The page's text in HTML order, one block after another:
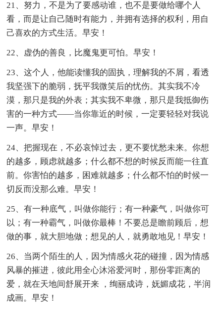
21、努力，不是为了要感动谁，也不是要做给哪个人
看，而是让自己随时有能力，并拥有选择的权利，用自
己喜欢的方式生活。早安！
22、虚伪的善良，比魔鬼更可怕。早安！
23、这个人，他能读懂我的固执，理解我的不屑，看透
我坚强下的脆弱，抚平我微笑后的忧伤。其实我不冷
漠，那只是我的外表；其实我不卑微，那只是我抵御伤
害的一种方式——当你靠近的时候，一定要轻轻对我说
一声。早安！
24、把握现在，不必哀悼过去，更不要忧愁未来。你想
的越多，顾虑就越多；什么都不想的时候反而能一往直
前。你害怕的越多，困难就越多；什么都不怕的时候一
切反而没那么难。早安！
25、有一种底气，叫做你能行；有一种豪气，叫做你可
以；有一种霸气，叫做你最棒！不要总是瞻前顾后，想
做的事，就大胆地做；想见的人，就勇敢地见！早安！
26、当两个陌生的人，因为情感火花的碰撞，因为情感
风暴的摧进，彼此用全心沐浴爱河时，那份零距离的
爱，就在天地间舒展开来 ，绚丽成诗，妩媚成花，半润
成画。早安！